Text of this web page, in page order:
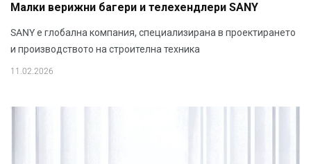
Mалки верижни багери и телехендлери SANY
SANY е глобална компания, специализирана в проектирането
и производството на строителна техника
11.02.2026